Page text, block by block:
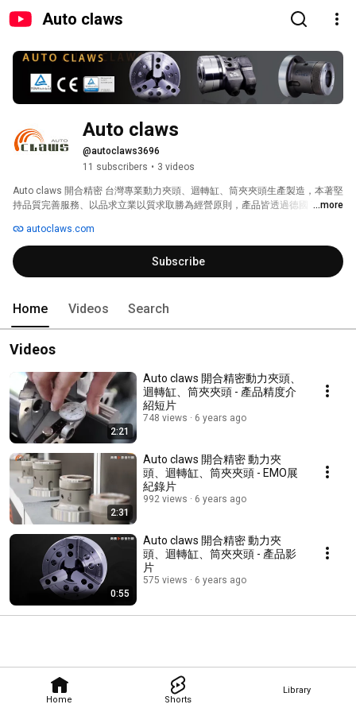
Auto claws
Home Shorts
Library
Auto claws
@autoclaws3696
11 subscribers • 3 videos
Auto claws 開合精密 台灣專業動力夾頭、迴轉缸、筒夾夾頭生產製造，本著堅
持品質完善服務、以品求立業以質求取勝為經營原則，產品皆透過德國 TUV
Rheinland合格認證， Auto claws 產品精度品質肯定值得您信賴。
...more
autoclaws.com
Subscribe
Home Videos Search
Videos
2:21
Auto claws 開合精密動力夾頭、
迴轉缸、筒夾夾頭 - 產品精度介
紹短片
748 views 6 years ago
2:31
Auto claws 開合精密 動力夾
頭、迴轉缸、筒夾夾頭 - EMO展
紀錄片
992 views 6 years ago
0:55
Auto claws 開合精密 動力夾
頭、迴轉缸、筒夾夾頭 - 產品影
片
575 views 6 years ago